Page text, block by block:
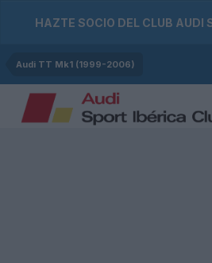
HAZTE SOCIO DEL CLUB AUDI
Audi TT Mk1 (1999-2006)